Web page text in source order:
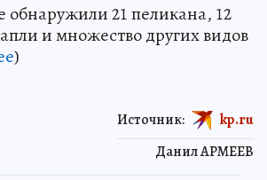
обнаружили 21 пеликана, 12
и множество других видов
)
Данил АРМЕЕВ
Источник: kp.ru